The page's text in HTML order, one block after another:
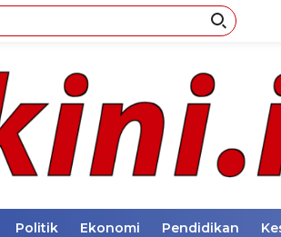
Politik Ekonomi Pendidikan